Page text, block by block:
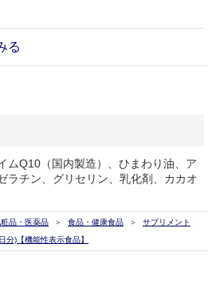
る
ムQ10（国内製造）、ひまわり油、ア
ラチン、グリセリン、乳化剤、カカオ
品・医薬品 食品・健康食品
サプリメント
)【機能性表示食品】